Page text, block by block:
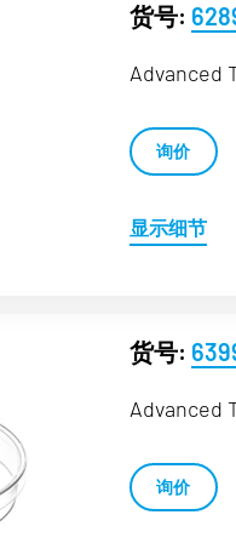
货号:
Advanced
询价
显示细节
货号:
Advanced
询价